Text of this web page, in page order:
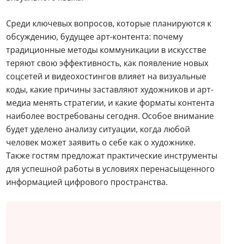
Среди ключевых вопросов, которые планируются к
обсуждению, будущее арт-контента: почему
традиционные методы коммуникации в искусстве
теряют свою эффективность, как появление новых
соцсетей и видеохостингов влияет на визуальные
коды, какие причины заставляют художников и арт-
медиа менять стратегии, и какие форматы контента
наиболее востребованы сегодня. Особое внимание
будет уделено анализу ситуации, когда любой
человек может заявить о себе как о художнике.
Также гостям предложат практические инструменты
для успешной работы в условиях перенасыщенного
информацией цифрового пространства.